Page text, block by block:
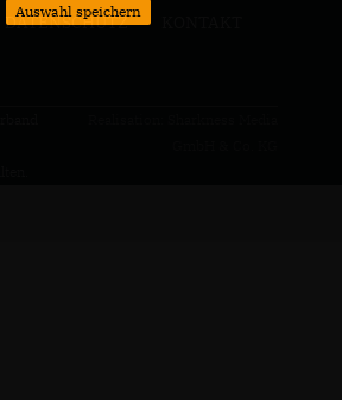
DATENSCHUTZ
Auswahl speichern